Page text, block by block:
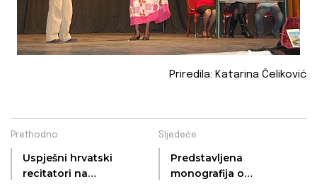
Priredila: Katarina Čeliković
Prethodno
Uspješni hrvatski
recitatori na
Sljedeće
Predstavljena
monografija o